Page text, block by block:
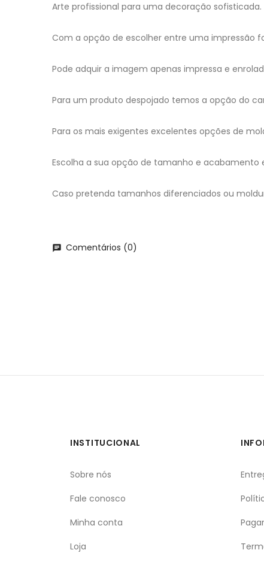
Arte profissional para uma decoração sofisticada.
Com a opção de escolher entre uma impressão
Pode adquir a imagem apenas impressa e
Para um produto despojado temos a opção do
Para os mais exigentes excelentes opções de
Escolha a sua opção de tamanho e acabamento
Caso pretenda tamanhos diferenciados ou
chat Comentários (0)
INSTITUCIONAL
Sobre nós
Fale conosco
Minha conta
Loja